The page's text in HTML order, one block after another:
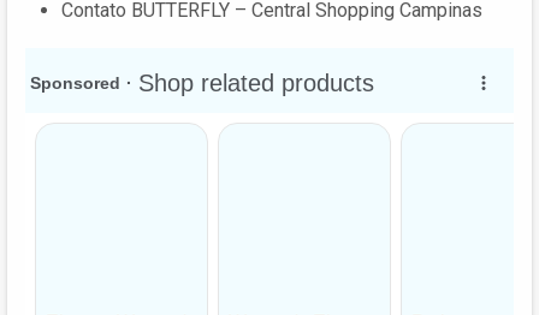
Contato BUTTERFLY – Central Shopping Campinas